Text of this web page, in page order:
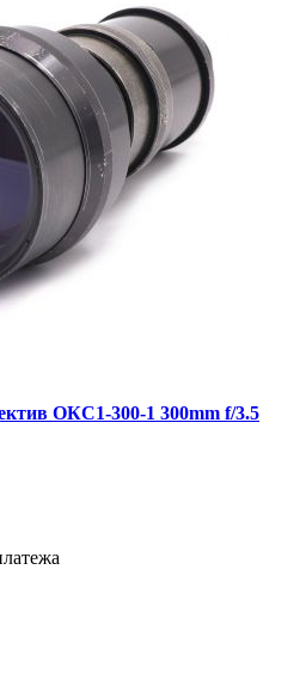
ОКС1-300-1 300mm f/3.5